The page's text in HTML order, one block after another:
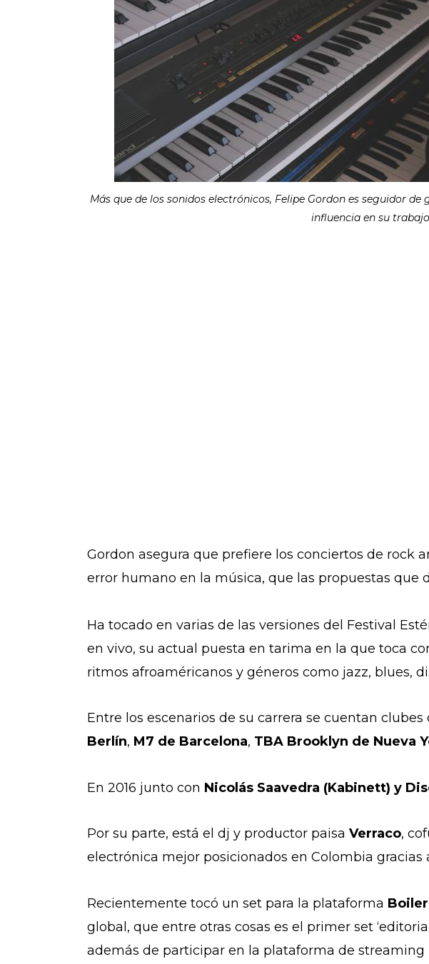
Más que de los sonidos electrónicos, Felipe Gordon es seguidor
influencia en su
Gordon asegura que prefiere los conciertos de rock
error humano en la música, que las propuestas que
Ha tocado en varias de las versiones del Festival
en vivo, su actual puesta en tarima en la que toca
ritmos afroaméricanos y géneros como jazz, blues,
Entre los escenarios de su carrera se cuentan clubes
Berlín, M7 de Barcelona, TBA Brooklyn de Nueva
En 2016 junto con Nicolás Saavedra (Kabinett) y
Por su parte, está el dj y productor paisa Verraco,
electrónica mejor posicionados en Colombia
Recientemente tocó un set para la plataforma
global, que entre otras cosas es el primer set
además de participar en la plataforma de streaming